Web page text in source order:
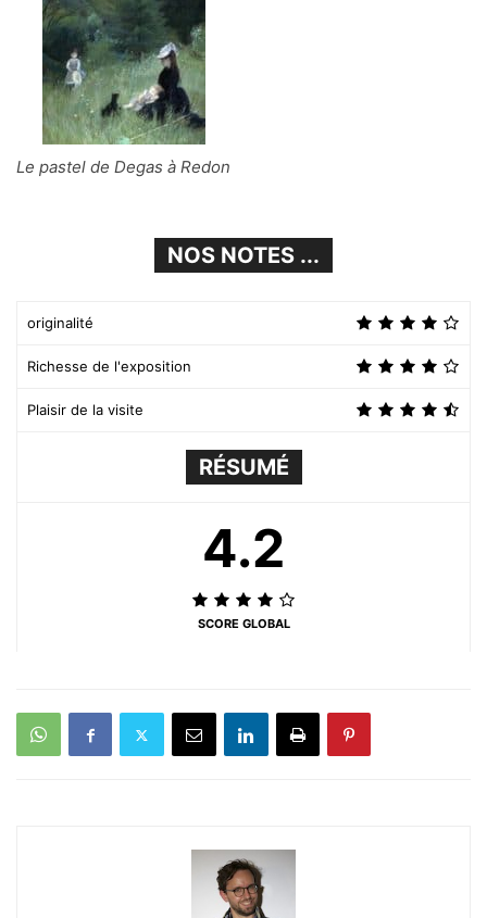
Le pastel de Degas à Redon
NOS NOTES ...
originalité
Richesse de l'exposition
Plaisir de la visite
RÉSUMÉ
4.2
SCORE GLOBAL